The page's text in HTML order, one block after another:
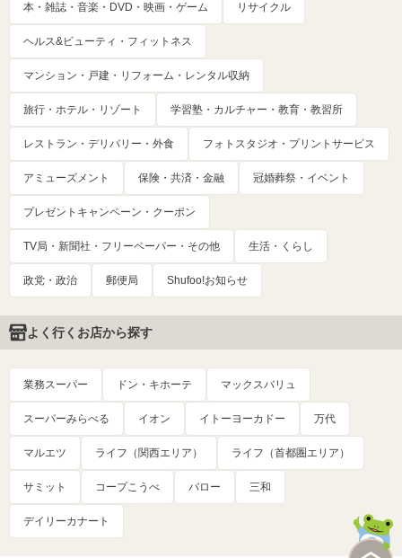
本・雑誌・音楽・DVD・映画・ゲーム リサイクル
ヘルス&ビューティ・フィットネス
マンション・戸建・リフォーム・レンタル収納
旅行・ホテル・リゾート 学習塾・カルチャー・教育・教習所
レストラン・デリバリー・外食 フォトスタジオ・プリントサービス
アミューズメント 保険・共済・金融 冠婚葬祭・イベント
プレゼントキャンペーン・クーポン
TV局・新聞社・フリーペーパー・その他 生活・くらし
政党・政治 郵便局 Shufoo!お知らせ
よく行くお店から探す
業務スーパー ドン・キホーテ マックスバリュ
スーパーみらべる イオン イトーヨーカドー 万代
マルエツ ライフ（関西エリア） ライフ（首都圏エリア）
サミット コープこうべ バロー 三和
デイリーカナート